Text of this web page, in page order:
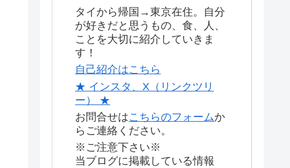
タイから帰国→東京在住。自分
が好きだと思うもの、食、人、
ことを大切に紹介していきま
す！
自己紹介はこちら
★ インスタ、X（リンクツリ
ー） ★
お問合せはこちらのフォームか
らご連絡ください。
※ご注意下さい※
当ブログに掲載している情報